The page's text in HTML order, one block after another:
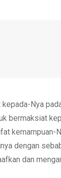
Nya
bermaksiat
kemampuan-
dengan
dan